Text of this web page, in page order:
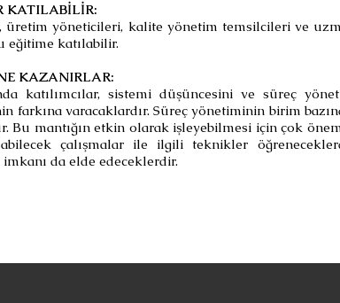
KATILABİLİR:
üretim yöneticileri, kalite yönetim temsilcileri ve
eğitime katılabilir.
KAZANIRLAR:
katılımcılar, sistemi düşüncesini ve süreç
farkına varacaklardır. Süreç yönetiminin birim
Bu mantığın etkin olarak işleyebilmesi için çok
çalışmalar ile ilgili teknikler
da elde edeceklerdir.